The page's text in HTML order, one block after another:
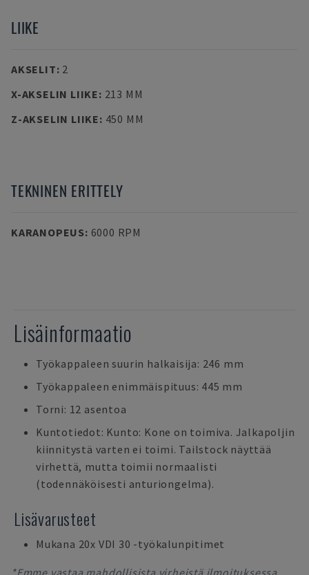
LIIKE
AKSELIT: 2
X-AKSELIN LIIKE: 213 MM
Z-AKSELIN LIIKE: 450 MM
TEKNINEN ERITTELY
KARANOPEUS: 6000 RPM
Lisäinformaatio
Työkappaleen suurin halkaisija: 246 mm
Työkappaleen enimmäispituus: 445 mm
Torni: 12 asentoa
Kuntotiedot: Kunto: Kone on toimiva. Jalkapoljin
kiinnitystä varten ei toimi. Tailstock näyttää
virhettä, mutta toimii normaalisti
(todennäköisesti anturiongelma).
Lisävarusteet
Mukana 20x VDI 30 -työkalunpitimet
*Emme vastaa mahdollisista virheistä ilmoituksessa,